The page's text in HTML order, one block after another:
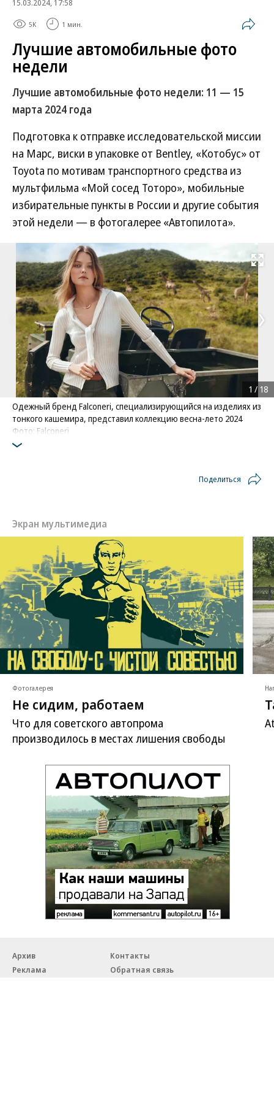
15.03.2024, 17:58
5K 1 мин.
Лучшие автомобильные фото
недели
Лучшие автомобильные фото недели: 11 — 15
марта 2024 года
Подготовка к отправке исследовательской миссии
на Марс, виски в упаковке от Bentley, «Котобус» от
Toyota по мотивам транспортного средства из
мультфильма «Мой сосед Тоторо», мобильные
избирательные пункты в России и другие события
этой недели — в фотогалерее «Автопилота».
Развернуть
Одежный бренд Falconeri, специализирующийся на изделиях из
тонкого кашемира, представил коллекцию весна-лето 2024
Фото: Falconeri
1 / 18
Поделиться
Экран мультимедиа
Фотогалерея
Не сидим, работаем
Что для советского автопрома
производилось в местах лишения свободы
Архив
Контакты
Реклама
Обратная связь